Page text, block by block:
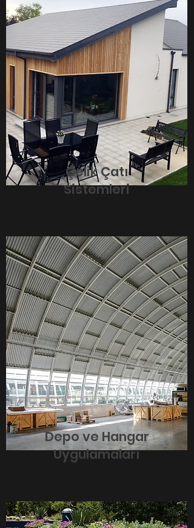
Çelik Çatı
Sistemleri
Depo ve Hangar
Uygulamaları